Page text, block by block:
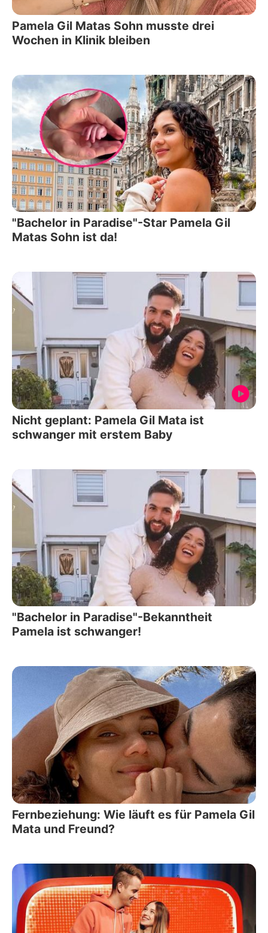
Pamela Gil Matas Sohn musste drei
Wochen in Klinik bleiben
"Bachelor in Paradise"-Star Pamela Gil
Matas Sohn ist da!
Nicht geplant: Pamela Gil Mata ist
schwanger mit erstem Baby
"Bachelor in Paradise"-Bekanntheit
Pamela ist schwanger!
Fernbeziehung: Wie läuft es für Pamela Gil
Mata und Freund?